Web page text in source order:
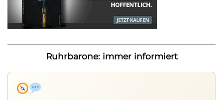
Ruhrbarone: immer informiert